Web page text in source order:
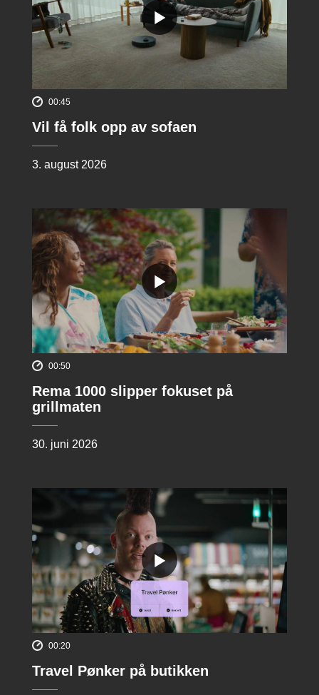
00:45
Vil få folk opp av sofaen
3. august 2026
00:50
Rema 1000 slipper fokuset på
grillmaten
30. juni 2026
00:20
Travel Pønker på butikken